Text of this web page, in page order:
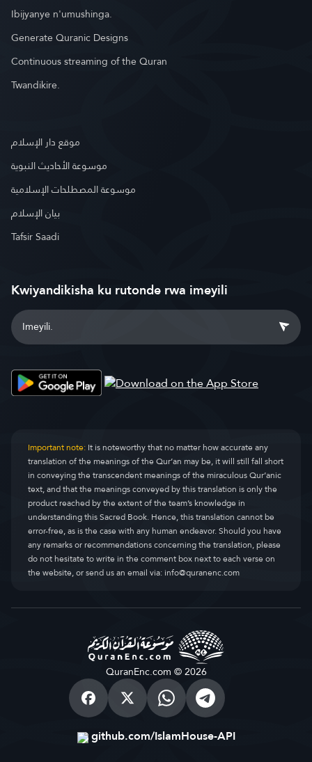
Ibijyanye n'umushinga.
Generate Quranic Designs
Continuous streaming of the Quran
Twandikire.
موقع دار الإسلام
موسوعة الأحاديث النبوية
موسوعة المصطلحات الإسلامية
بيان الإسلام
Tafsir Saadi
Kwiyandikisha ku rutonde rwa imeyili
Important note:It is noteworthy that no matter how accurate any
translation of the meanings of the Qur’an may be, it will still fall short
in conveying the transcendent meanings of the miraculous Qur’anic
text, and that the meanings conveyed by this translation is only the
product reached by the extent of the team’s knowledge in
understanding this Sacred Book. Hence, this translation cannot be
error-free, as is the case with any human endeavor. Should you have
any remarks or recommendations concerning the translation, please
do not hesitate to write in the comment box next to each verse on
the website, or send us an email via:info@quranenc.com
QuranEnc.com © 2026
github.com/IslamHouse-API